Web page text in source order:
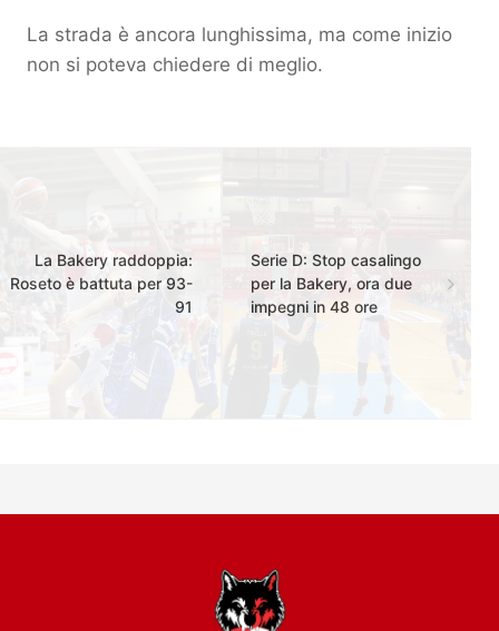
La strada è ancora lunghissima, ma come inizio
non si poteva chiedere di meglio.
La Bakery raddoppia:
Roseto è battuta per 93-
91
Serie D: Stop casalingo
per la Bakery, ora due
impegni in 48 ore